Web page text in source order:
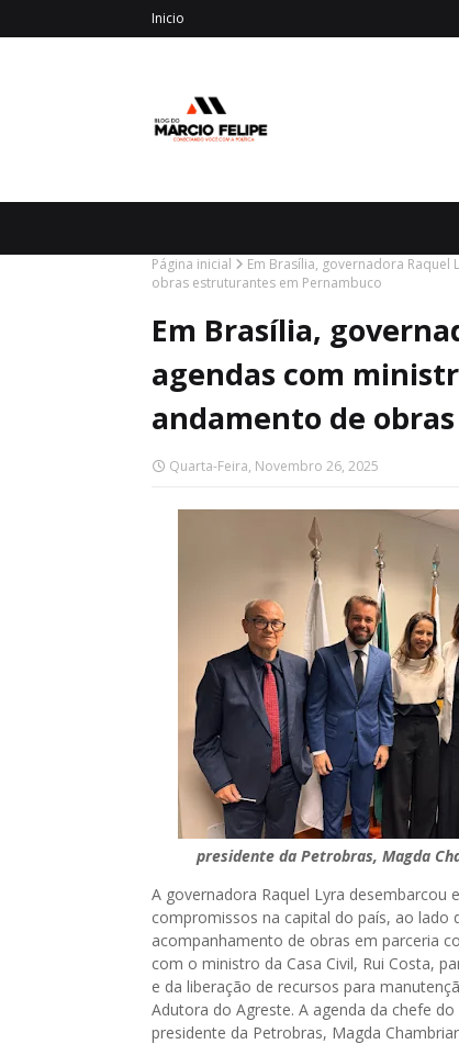
Inicio
Página inicial
Em Brasília, governadora
obras estruturantes em Pernambuco
Em Brasília,
agendas com
andamento de
Quarta-Feira, Novembro 26, 2025
presidente da Petrobras, Magda
A governadora Raquel Lyra desembarcou
compromissos na capital do país, ao
acompanhamento de obras em parceria
com o ministro da Casa Civil, Rui Costa,
e da liberação de recursos para
Adutora do Agreste. A agenda da chefe
presidente da Petrobras, Magda